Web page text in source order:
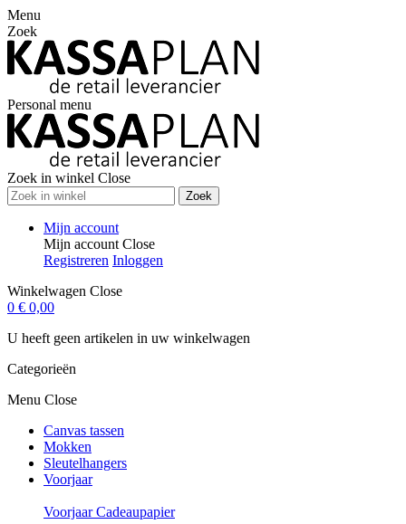
Menu
Zoek
Personal menu
Zoek in winkel Close
Zoek
Mijn account
Mijn account Close
Registreren Inloggen
Winkelwagen Close
0 € 0,00
U heeft geen artikelen in uw winkelwagen
Categorieën
Menu Close
Canvas tassen
Mokken
Sleutelhangers
Voorjaar
Voorjaar Cadeaupapier